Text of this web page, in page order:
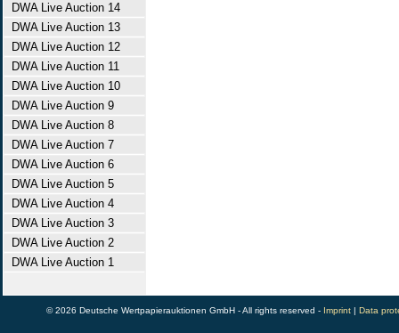
DWA Live Auction 14
DWA Live Auction 13
DWA Live Auction 12
DWA Live Auction 11
DWA Live Auction 10
DWA Live Auction 9
DWA Live Auction 8
DWA Live Auction 7
DWA Live Auction 6
DWA Live Auction 5
DWA Live Auction 4
DWA Live Auction 3
DWA Live Auction 2
DWA Live Auction 1
© 2026 Deutsche Wertpapierauktionen GmbH - All rights reserved - Imprint| Data